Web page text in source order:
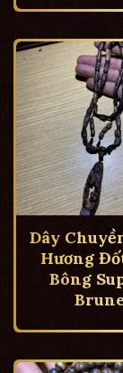
Dây
Hương
Bông